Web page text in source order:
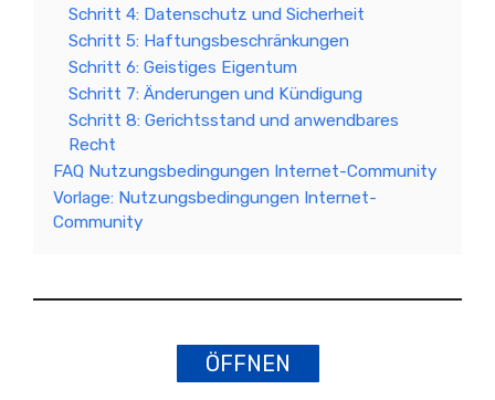
Schritt 4: Datenschutz und Sicherheit
Schritt 5: Haftungsbeschränkungen
Schritt 6: Geistiges Eigentum
Schritt 7: Änderungen und Kündigung
Schritt 8: Gerichtsstand und anwendbares
Recht
FAQ Nutzungsbedingungen Internet-Community
Vorlage: Nutzungsbedingungen Internet-
Community
ÖFFNEN